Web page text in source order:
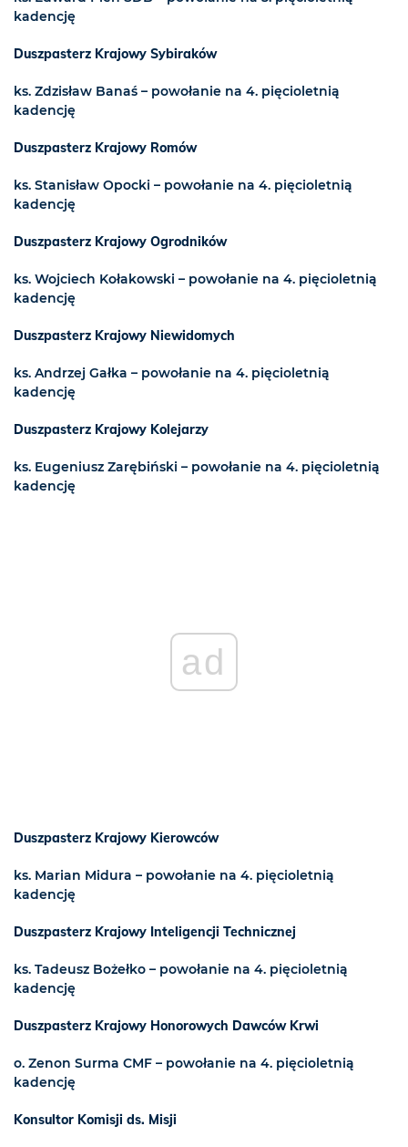
kadencję
Duszpasterz Krajowy Sybiraków
ks. Zdzisław Banaś – powołanie na 4. pięcioletnią
kadencję
Duszpasterz Krajowy Romów
ks. Stanisław Opocki – powołanie na 4. pięcioletnią
kadencję
Duszpasterz Krajowy Ogrodników
ks. Wojciech Kołakowski – powołanie na 4. pięcioletnią
kadencję
Duszpasterz Krajowy Niewidomych
ks. Andrzej Gałka – powołanie na 4. pięcioletnią
kadencję
Duszpasterz Krajowy Kolejarzy
ks. Eugeniusz Zarębiński – powołanie na 4. pięcioletnią
kadencję
ad
Duszpasterz Krajowy Kierowców
ks. Marian Midura – powołanie na 4. pięcioletnią
kadencję
Duszpasterz Krajowy Inteligencji Technicznej
ks. Tadeusz Bożełko – powołanie na 4. pięcioletnią
kadencję
Duszpasterz Krajowy Honorowych Dawców Krwi
o. Zenon Surma CMF – powołanie na 4. pięcioletnią
kadencję
Konsultor Komisji ds. Misji